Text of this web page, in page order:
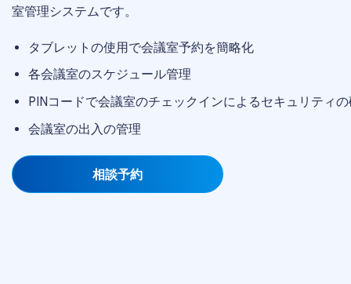
室管理システムです。
タブレットの使用で会議室予約を簡略化
各会議室のスケジュール管理
PINコードで会議室のチェックインによるセキュリティ
会議室の出入の管理
相談予約